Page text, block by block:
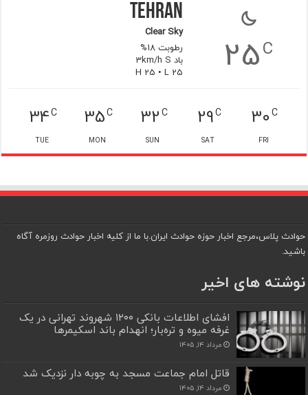
25C
Tehran
Clear Sky
رطوبت 18%
باد 3km/h S
H 25 • L 25
30C
FRI
29C
SAT
32C
SUN
35C
MON
34C
TUE
حوادث پلاس،مرجع اخبار حوزه حوادث ایران.با ما از کلیه اخبار حوادث روزمره آگاه
باشید.
نوشته های اخیر
افشای اطلاعات بانکی ۱۲۰۰ شهروند تهرانی در یک
غرفه میوه و تره‌بار؛ انهدام باند اسکیمرها
مرداد ۱۴, ۱۴۰۵
قاتل امام جماعت مسجد به چوبه دار نزدیک شد
مرداد ۱۴, ۱۴۰۵